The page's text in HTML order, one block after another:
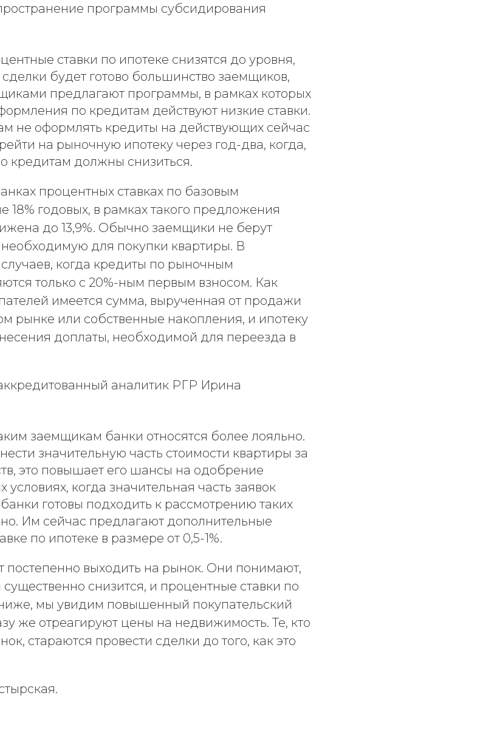
программы субсидирования
ставки по ипотеке снизятся до уровня,
будет готово большинство заемщиков,
предлагают программы, в рамках которых
по кредитам действуют низкие ставки.
не оформлять кредиты на действующих сейчас
на рыночную ипотеку через год-два, когда,
кредитам должны снизиться.
процентных ставках по базовым
18% годовых, в рамках такого предложения
до 13,9%. Обычно заемщики не берут
для покупки квартиры. В
когда кредиты по рыночным
только с 20%-ным первым взносом. Как
имеется сумма, вырученная от продажи
рынке или собственные накопления, и ипотеку
доплаты, необходимой для переезда в
аналитик РГР Ирина
заемщикам банки относятся более лояльно.
значительную часть стоимости квартиры за
это повышает его шансы на одобрение
когда значительная часть заявок
готовы подходить к рассмотрению таких
Им сейчас предлагают дополнительные
по ипотеке в размере от 0,5-1%.
постепенно выходить на рынок. Они понимают,
снизится, и процентные ставки по
ниже, мы увидим повышенный покупательский
же отреагируют цены на недвижимость. Те, кто
стараются провести сделки до того, как это